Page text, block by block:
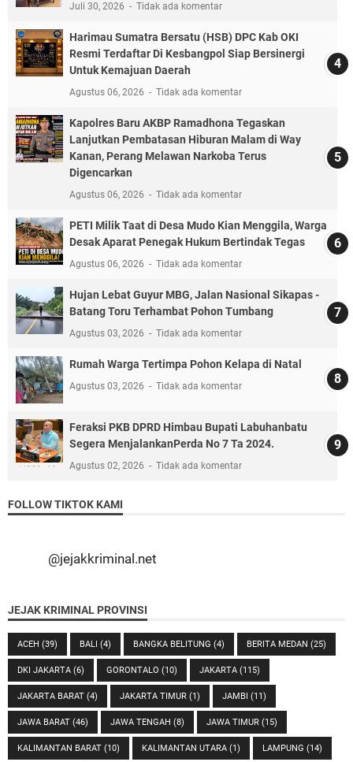
Juli 30, 2026 Tidak ada komentar
Harimau Sumatra Bersatu (HSB) DPC Kab OKI
Resmi Terdaftar Di Kesbangpol Siap Bersinergi
Untuk Kemajuan Daerah
Agustus 06, 2026 Tidak ada komentar
Kapolres Baru AKBP Ramadhona Tegaskan
Lanjutkan Pembatasan Hiburan Malam di Way
Kanan, Perang Melawan Narkoba Terus
Digencarkan
Agustus 06, 2026 Tidak ada komentar
PETI Milik Taat di Desa Mudo Kian Menggila, Warga
Desak Aparat Penegak Hukum Bertindak Tegas
Agustus 06, 2026 Tidak ada komentar
Hujan Lebat Guyur MBG, Jalan Nasional Sikapas -
Batang Toru Terhambat Pohon Tumbang
Agustus 03, 2026 Tidak ada komentar
Rumah Warga Tertimpa Pohon Kelapa di Natal
Agustus 03, 2026 Tidak ada komentar
Feraksi PKB DPRD Himbau Bupati Labuhanbatu
Segera MenjalankanPerda No 7 Ta 2024.
Agustus 02, 2026 Tidak ada komentar
FOLLOW TIKTOK KAMI
@jejakkriminal.net
JEJAK KRIMINAL PROVINSI
ACEH (39) BALI (4) BANGKA BELITUNG (4) BERITA MEDAN (25)
DKI JAKARTA (6) GORONTALO (10) JAKARTA (115)
JAKARTA BARAT (4) JAKARTA TIMUR (1) JAMBI (11)
JAWA BARAT (46) JAWA TENGAH (8) JAWA TIMUR (15)
KALIMANTAN BARAT (10) KALIMANTAN UTARA (1) LAMPUNG (14)